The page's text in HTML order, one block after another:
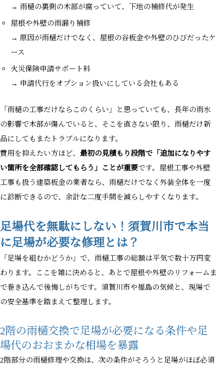
→ 雨樋の裏側の木部が腐っていて、下地の補修代が発生
屋根や外壁の雨漏り補修
→ 原因が雨樋だけでなく、屋根の谷板金や外壁のひびだったケ
ース
火災保険申請サポート料
→ 申請代行をオプション扱いにしている会社もある
「雨樋の工事だけならこのくらい」と思っていても、長年の雨水
の影響で木部が傷んでいると、そこを直さない限り、雨樋だけ新
品にしてもまたトラブルになります。
費用を抑えたい方ほど、 最初の見積もり段階で「追加になりやす
い箇所を全部確認してもらう」ことが重要です。屋根工事や外壁
工事も扱う建築板金の業者なら、雨樋だけでなく外装全体を一度
に診断できるので、余計な二度手間を減らしやすくなります。
足場代を無駄にしない！須賀川市で本当
に足場が必要な修理とは？
「足場を組むかどうか」で、雨樋工事の総額は平気で数十万円変
わります。ここを雑に決めると、あとで屋根や外壁のリフォームま
で巻き込んで後悔しがちです。須賀川市や福島の気候と、現場で
の安全基準を踏まえて整理します。
2階の雨樋交換で足場が必要になる条件や足
場代のおおまかな相場を暴露
2階部分の雨樋修理や交換は、次の条件がそろうと足場がほぼ必須